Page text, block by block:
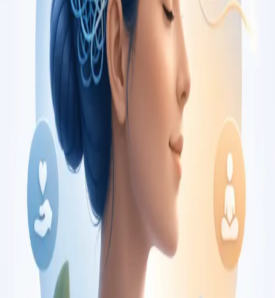
Saiba mais Consulta de Oncologia
Marcar consulta
Specialist
Consulta de Pediatria
Consulta com pediatra registado no Colégio de Pediatria da
Ordem dos Médicos. Avaliação especializada para condições
complexas, crónicas, e de desenvolvimento, por
videochamada.